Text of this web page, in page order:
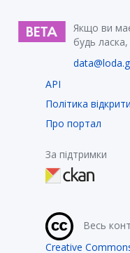
Якщо ви
будь
API
Політика
Про портал
За підтримки
Весь
Creative